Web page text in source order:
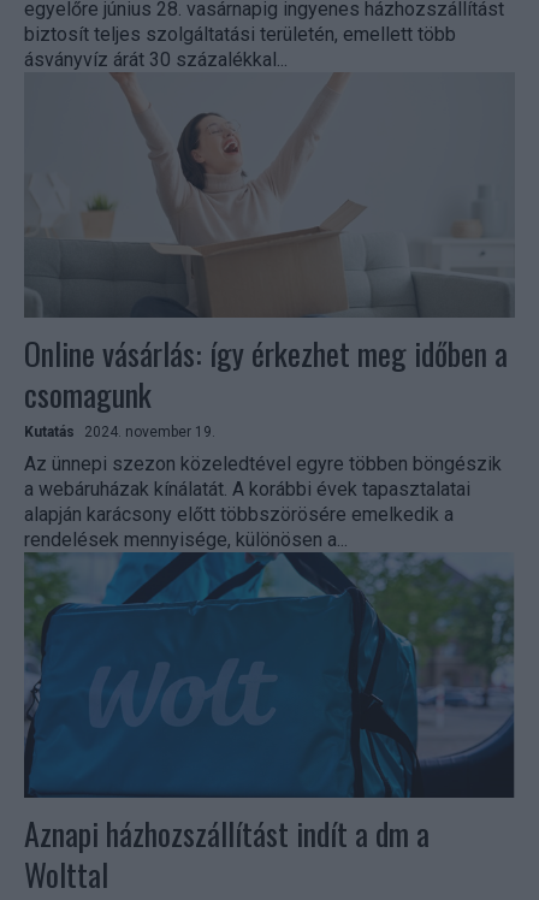
egyelőre június 28. vasárnapig ingyenes házhozszállítást
biztosít teljes szolgáltatási területén, emellett több
ásványvíz árát 30 százalékkal...
Online vásárlás: így érkezhet meg időben a
csomagunk
Kutatás 2024. november 19.
Az ünnepi szezon közeledtével egyre többen böngészik
a webáruházak kínálatát. A korábbi évek tapasztalatai
alapján karácsony előtt többszörösére emelkedik a
rendelések mennyisége, különösen a...
Aznapi házhozszállítást indít a dm a
Wolttal